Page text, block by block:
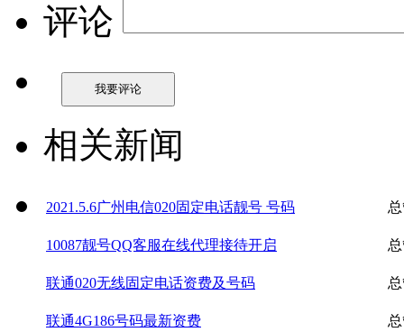
评论
相关新闻
2021.5.6广州电信020固定电话靓号 号码
10087靓号QQ客服在线代理接待开启
联通020无线固定电话资费及号码
联通4G186号码最新资费